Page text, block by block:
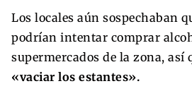
Los locales aún sospechaban
podrían intentar comprar
supermercados de la zona, así
«vaciar los estantes».